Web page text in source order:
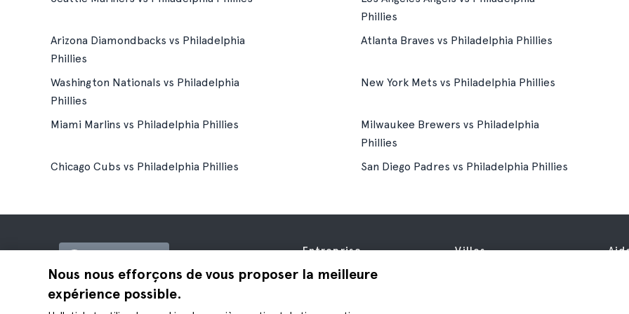
Phillies
Arizona Diamondbacks vs Philadelphia
Phillies
Atlanta Braves vs Philadelphia Phillies
Washington Nationals vs Philadelphia
Phillies
New York Mets vs Philadelphia Phillies
Miami Marlins vs Philadelphia Phillies
Milwaukee Brewers vs Philadelphia
Phillies
Chicago Cubs vs Philadelphia Phillies
San Diego Padres vs Philadelphia Phillies
Nous nous efforçons de vous proposer la meilleure
expérience possible.
Hellotickets est le meilleur moyen de
Entreprise
À propos de nous
Villes